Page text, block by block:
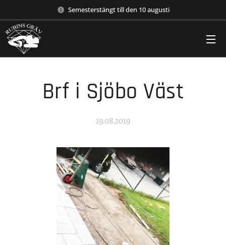
Semesterstängt till den 10 augusti
Brf i Sjöbo Väst
19.08.2019